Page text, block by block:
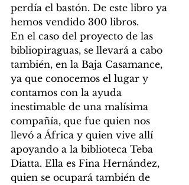
perdía el bastón. De este libro ya
hemos vendido 300 libros.
En el caso del proyecto de las
bibliopiraguas, se llevará a cabo
también, en la Baja Casamance,
ya que conocemos el lugar y
contamos con la ayuda
inestimable de una malísima
compañía, que fue quien nos
llevó a África y quien vive allí
apoyando a la biblioteca Teba
Diatta. Ella es Fina Hernández,
quien se ocupará también de